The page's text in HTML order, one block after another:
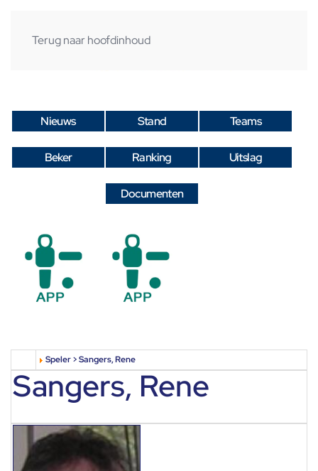
Terug naar hoofdinhoud
Nieuws Stand Teams
Beker Ranking Uitslag
Documenten
Speler > Sangers, Rene
Sangers, Rene